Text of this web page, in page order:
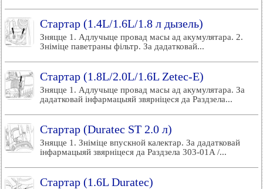
Стартар (1.4L/1.6L/1.8 л дызель)
Зняцце 1. Адлучыце провад масы ад акумулятара. 2.
Зніміце паветраны фільтр. За дадатковай...
Стартар (1.8L/2.0L/1.6L Zetec-E)
Зняцце 1. Адлучыце провад масы ад акумулятара. За
дадатковай інфармацыяй звярніцеся да Раздзела...
Стартар (Duratec ST 2.0 л)
Зняцце 1. Зніміце впускной калектар. За дадатковай
інфармацыяй звярніцеся да Раздзела 303-01A /...
Стартар (1.6L Duratec)